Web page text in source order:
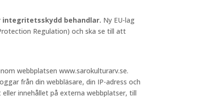
behandlar. Ny EU-lag
Regulation) och ska se till att
webbplatsen www.sarokulturarv.se.
från din webbläsare, din IP-adress och
innehållet på externa webbplatser, till